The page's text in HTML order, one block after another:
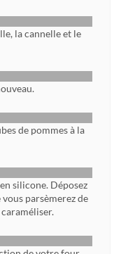
la cannelle et le
de pommes à la
silicone. Déposez
parsèmerez de